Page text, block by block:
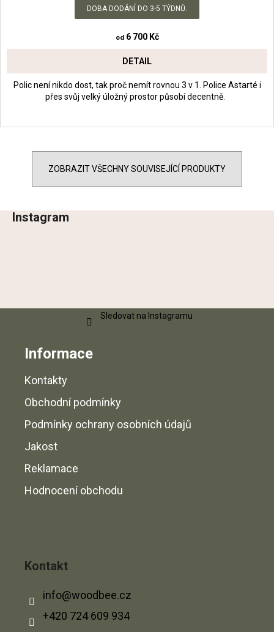
DOBA DODÁNÍ DO 3-5 TÝDNŮ.
od6 700 Kč
DETAIL
Polic není nikdo dost, tak proč nemít rovnou 3 v 1. Police Astarté i
přes svůj velký úložný prostor působí decentně.
ZOBRAZIT VŠECHNY SOUVISEJÍCÍ PRODUKTY
í
Instagram
Sledovat na Instagramu
Informace
Kontakty
Obchodní podmínky
Podmínky ochrany osobních údajů
Jakost
Reklamace
Hodnocení obchodu
Kontakt
info@woodbee.cz
+420 724 609 934